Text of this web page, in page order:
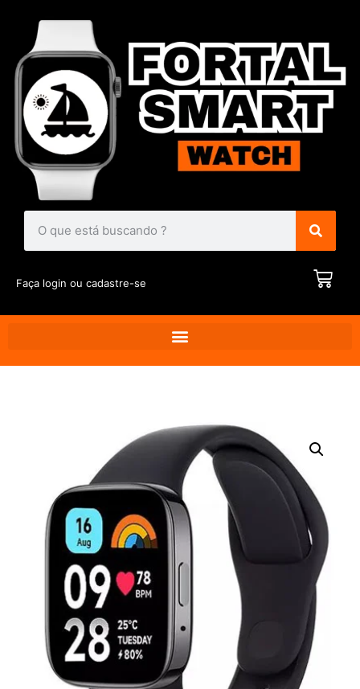
Faça login ou cadastre-se